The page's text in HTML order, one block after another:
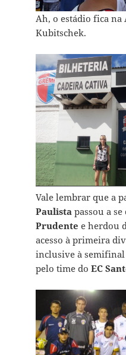
Ah, o estádio fica na
Kubitschek.
Vale lembrar que a
Paulista passou a
Prudente e herdou
acesso à primeira
inclusive à semifinal
pelo time do EC